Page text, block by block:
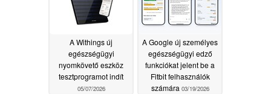
A Withings új
egészségügyi
nyomkövető eszköz
tesztprogramot indít
05/07/2026
A Google új személyes
egészségügyi edző
funkciókat jelent be a
Fitbit felhasználók
számára 03/19/2026